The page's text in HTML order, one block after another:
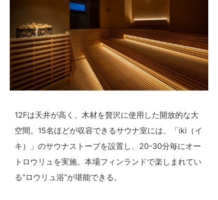
12Fは天井が高く、木材を贅沢に使用した開放的な大
空間。15名ほどが収容できるサウナ室には、「iki（イ
キ）」のサウナストーブを設置し、20-30分毎にオー
トロウリュを実施。本場フィンランドで楽しまれてい
る“ロウリュ浴”が堪能できる。